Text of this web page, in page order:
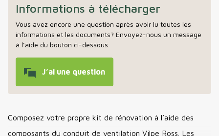
Informations à télécharger
Vous avez encore une question après avoir lu toutes les
informations et les documents? Envoyez-nous un message
à l’aide du bouton ci-dessous.
J’ai une question
Composez votre propre kit de rénovation à l’aide des
composants du conduit de ventilation Vilpe Ross. Les